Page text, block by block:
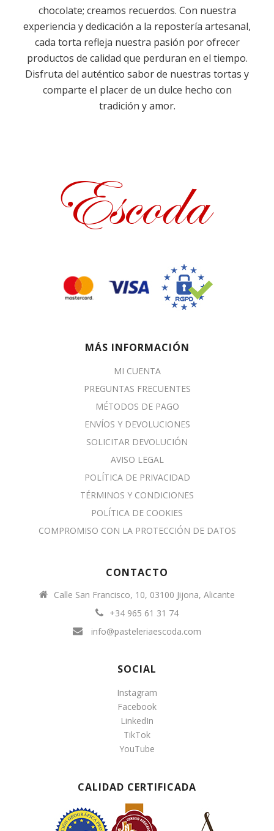
chocolate; creamos recuerdos. Con nuestra
experiencia y dedicación a la repostería artesanal,
cada torta refleja nuestra pasión por ofrecer
productos de calidad que perduran en el tiempo.
Disfruta del auténtico sabor de nuestras tortas y
comparte el placer de un dulce hecho con
tradición y amor.
MÁS INFORMACIÓN
MI CUENTA
PREGUNTAS FRECUENTES
MÉTODOS DE PAGO
ENVÍOS Y DEVOLUCIONES
SOLICITAR DEVOLUCIÓN
AVISO LEGAL
POLÍTICA DE PRIVACIDAD
TÉRMINOS Y CONDICIONES
POLÍTICA DE COOKIES
COMPROMISO CON LA PROTECCIÓN DE DATOS
CONTACTO
Calle San Francisco, 10, 03100 Jijona, Alicante
+34 965 61 31 74
info@pasteleriaescoda.com
SOCIAL
Instagram
Facebook
LinkedIn
TikTok
YouTube
CALIDAD CERTIFICADA